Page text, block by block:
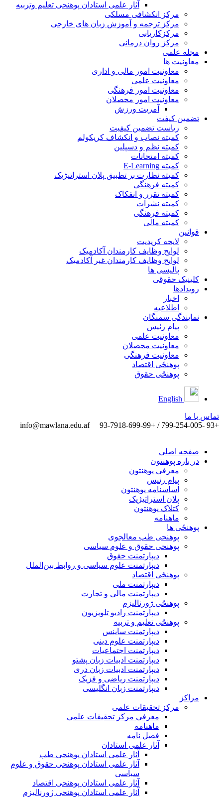
آثار علمی استادان پوهنحی تعلیم وتربیه
مرکز انکشافی مسلکی
مرکز ترجمه و آموزش زبان های خارجی
مرکزکاریابی
مرکز روان درمانی
مجله علمی
معاونیت ها
معاونیت امور مالی و اداری
معاونیت علمی
معاونیت امور فرهنگی
معاونیت امور محصلان
آمریت ورزش
تضمین کیفت
ریاست تضمین کیفیت
کمیته نصاب و انکشاف کریکولم
کمیته نظم و دسپلین
کمیته امتحانات
کمیته E-Learning
کمیته نظارت بر تطبیق پلان استراتیژیک
کمیته فرهنگی
کمیته تقرر و انفکاک
کمیته نشرات
کمیته فرهنگی
کمیته مالی
قوانین
لایحه کریدیت
لوایح وظایف کارمندان آکادمیک
لوایح وظایف کارمندان غیر آکادمیک
پالیسی ها
کلینیک حقوقی
رویدادها
اخبار
اطلاعیه
نمایندگی سمنگان
پیام رئیس
معاونیت علمی
معاونیت محصلان
معاونیت فرهنگی
پوهنځی اقتصاد
پوهنځی حقوق
تماس ‌با ‌ما
+93 -799-254-005 / +93-7918-699-99
info@mawlana.edu.af
صفحه اصلی
در باره پوهنتون
معرفی پوهنتون
پیام رئیس
اساسنامه پوهنتون
پلان استراتیژیک
کتلاک پوهنتون
ماهنامه
پوهنځی ها
پوهنحی طب معالجوی
پوهنحی حقوق و علوم سیاسی
دیپارتمنت حقوق
دیپارتمنت علوم سیاسی و روابط بین‌الملل
پوهنځی اقتصاد
دیپارتمنت ملی
دیپارتمنت مالی و تجارت
پوهنځی ژورنالیزم
دیپارتمنت رادیو تلویزیون
پوهنځی تعلیم و تربیه
دیپارتمنت ساینس
دیپارتمنت علوم دینی
دیپارتمنت اجتماعیات
دیپارتمنت ادبیات زبان پشتو
دیپارتمنت ادبیات زبان دری
دیپارتمنت ریاضی و فزیک
دیپارتمنت زبان انگلیسی
مراکز
مرکز تحقیقات علمی
معرفی مرکز تحقیقات علمی
ماهنامه
فصل نامه
آثار علمی استادان
آثار علمی استادان پوهنحی طب
آثار علمی استادان پوهنحی حقوق و علوم
سیاسی
آثار علمی استادان پوهنحی اقتصاد
آثار علمی استادان پوهنحی ژورنالیزم